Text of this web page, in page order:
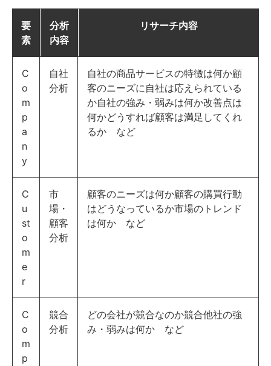
要
素
分析
内容
リサーチ内容
C
o
m
p
a
n
y
自社
分析
自社の商品サービスの特徴は何か顧
客のニーズに自社は応えられている
か自社の強み・弱みは何か改善点は
何かどうすれば顧客は満足してくれ
るか など
C
u
st
o
m
e
r
市
場・
顧客
分析
顧客のニーズは何か顧客の購買行動
はどうなっているか市場のトレンド
は何か など
C
o
m
p
競合
分析
どの会社が競合なのか競合他社の強
み・弱みは何か など